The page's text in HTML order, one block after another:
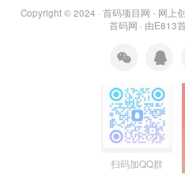
Copyright © 2024 · 首码项目网 - 网上
首码网 · 由E813
扫码加QQ群